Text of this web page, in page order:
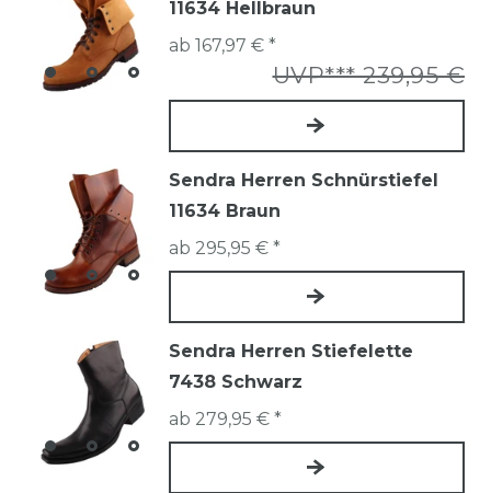
11634 Hellbraun
UVP*** 239,95 €
ab 167,97 € *
Sendra Herren Schnürstiefel
11634 Braun
ab 295,95 € *
Sendra Herren Stiefelette
7438 Schwarz
ab 279,95 € *